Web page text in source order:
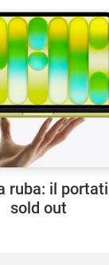
ruba: il
sold out